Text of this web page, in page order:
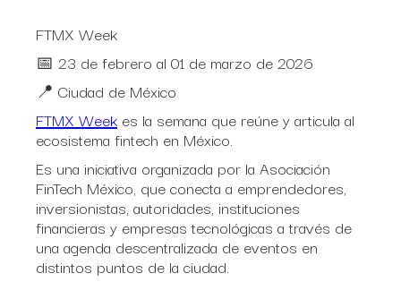
FTMX Week
📅 23 de febrero al 01 de marzo de 2026
📍 Ciudad de México
FTMX Week es la semana que reúne y articula al
ecosistema fintech en México.
Es una iniciativa organizada por la Asociación
FinTech México, que conecta a emprendedores,
inversionistas, autoridades, instituciones
financieras y empresas tecnológicas a través de
una agenda descentralizada de eventos en
distintos puntos de la ciudad.